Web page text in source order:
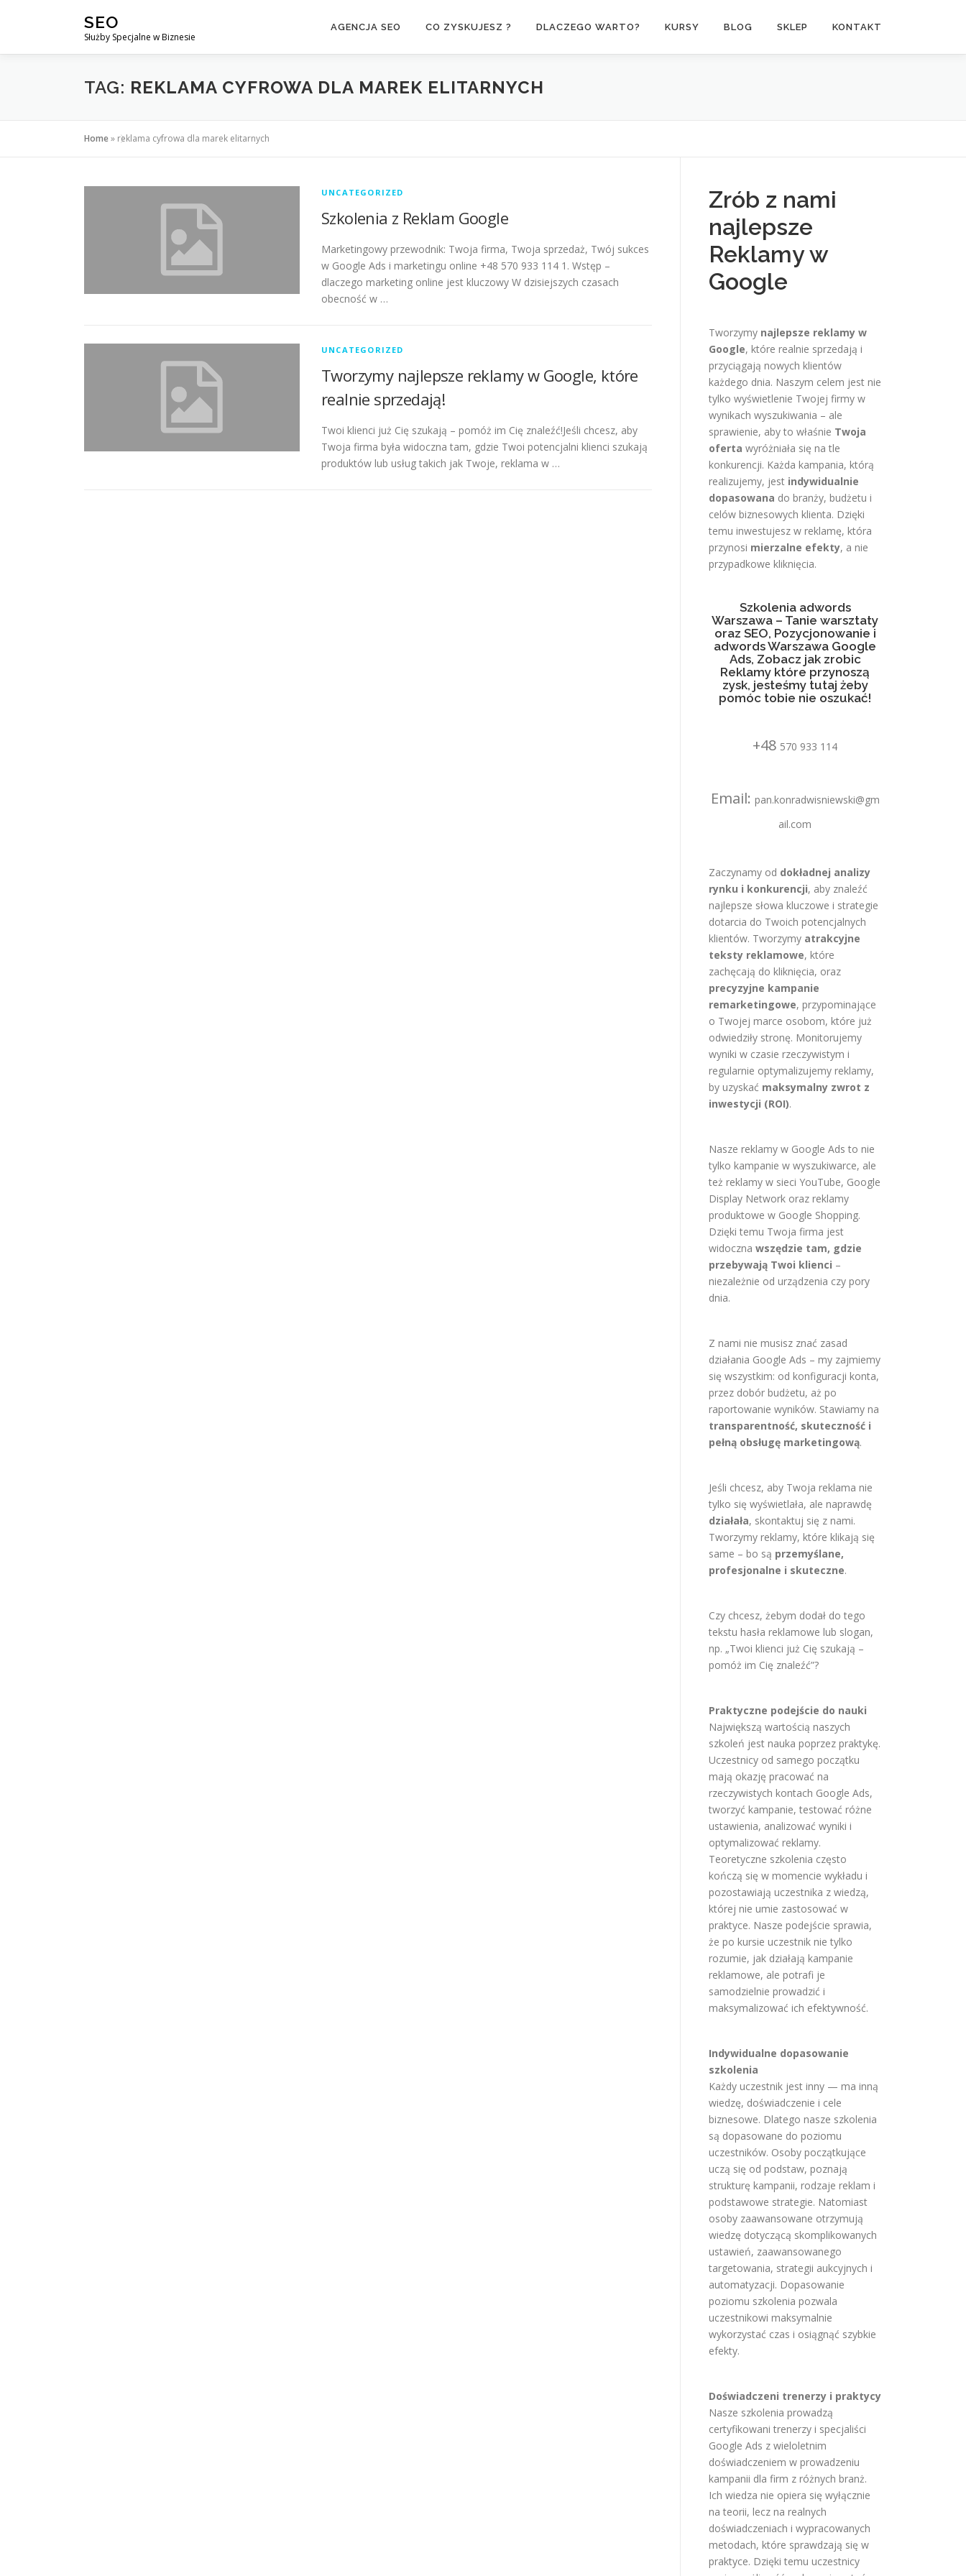
SEO
Służby Specjalne w Biznesie
AGENCJA SEO CO ZYSKUJESZ ? DLACZEGO WARTO? KURSY BLOG SKLEP KONTAKT
TAG: REKLAMA CYFROWA DLA MAREK ELITARNYCH
Home» reklama cyfrowa dla marek elitarnych
UNCATEGORIZED
Szkolenia z Reklam Google
Marketingowy przewodnik: Twoja firma, Twoja sprzedaż, Twój sukces
w Google Ads i marketingu online +48 570 933 114 1. Wstęp –
dlaczego marketing online jest kluczowy W dzisiejszych czasach
obecność w …
UNCATEGORIZED
Tworzymy najlepsze reklamy w Google, które
realnie sprzedają!
Twoi klienci już Cię szukają – pomóż im Cię znaleźć!Jeśli chcesz, aby
Twoja firma była widoczna tam, gdzie Twoi potencjalni klienci szukają
produktów lub usług takich jak Twoje, reklama w …
Zrób z nami
najlepsze
Reklamy w
Google
Tworzymy najlepsze reklamy w
Google, które realnie sprzedają i
przyciągają nowych klientów
każdego dnia. Naszym celem jest nie
tylko wyświetlenie Twojej firmy w
wynikach wyszukiwania – ale
sprawienie, aby to właśnie Twoja
oferta wyróżniała się na tle
konkurencji. Każda kampania, którą
realizujemy, jest indywidualnie
dopasowana do branży, budżetu i
celów biznesowych klienta. Dzięki
temu inwestujesz w reklamę, która
przynosi mierzalne efekty, a nie
przypadkowe kliknięcia.
Szkolenia adwords
Warszawa – Tanie warsztaty
oraz SEO, Pozycjonowanie i
adwords Warszawa Google
Ads, Zobacz jak zrobic
Reklamy które przynoszą
zysk, jesteśmy tutaj żeby
pomóc tobie nie oszukać!
+48 570 933 114
Email: pan.konradwisniewski@gm
ail.com
Zaczynamy od dokładnej analizy
rynku i konkurencji, aby znaleźć
najlepsze słowa kluczowe i strategie
dotarcia do Twoich potencjalnych
klientów. Tworzymy atrakcyjne
teksty reklamowe, które
zachęcają do kliknięcia, oraz
precyzyjne kampanie
remarketingowe, przypominające
o Twojej marce osobom, które już
odwiedziły stronę. Monitorujemy
wyniki w czasie rzeczywistym i
regularnie optymalizujemy reklamy,
by uzyskać maksymalny zwrot z
inwestycji (ROI).
Nasze reklamy w Google Ads to nie
tylko kampanie w wyszukiwarce, ale
też reklamy w sieci YouTube, Google
Display Network oraz reklamy
produktowe w Google Shopping.
Dzięki temu Twoja firma jest
widoczna wszędzie tam, gdzie
przebywają Twoi klienci –
niezależnie od urządzenia czy pory
dnia.
Z nami nie musisz znać zasad
działania Google Ads – my zajmiemy
się wszystkim: od konfiguracji konta,
przez dobór budżetu, aż po
raportowanie wyników. Stawiamy na
transparentność, skuteczność i
pełną obsługę marketingową.
Jeśli chcesz, aby Twoja reklama nie
tylko się wyświetlała, ale naprawdę
działała, skontaktuj się z nami.
Tworzymy reklamy, które klikają się
same – bo są przemyślane,
profesjonalne i skuteczne.
Czy chcesz, żebym dodał do tego
tekstu hasła reklamowe lub slogan,
np. „Twoi klienci już Cię szukają –
pomóż im Cię znaleźć”?
Praktyczne podejście do nauki
Największą wartością naszych
szkoleń jest nauka poprzez praktykę.
Uczestnicy od samego początku
mają okazję pracować na
rzeczywistych kontach Google Ads,
tworzyć kampanie, testować różne
ustawienia, analizować wyniki i
optymalizować reklamy.
Teoretyczne szkolenia często
kończą się w momencie wykładu i
pozostawiają uczestnika z wiedzą,
której nie umie zastosować w
praktyce. Nasze podejście sprawia,
że po kursie uczestnik nie tylko
rozumie, jak działają kampanie
reklamowe, ale potrafi je
samodzielnie prowadzić i
maksymalizować ich efektywność.
Indywidualne dopasowanie
szkolenia
Każdy uczestnik jest inny — ma inną
wiedzę, doświadczenie i cele
biznesowe. Dlatego nasze szkolenia
są dopasowane do poziomu
uczestników. Osoby początkujące
uczą się od podstaw, poznają
strukturę kampanii, rodzaje reklam i
podstawowe strategie. Natomiast
osoby zaawansowane otrzymują
wiedzę dotyczącą skomplikowanych
ustawień, zaawansowanego
targetowania, strategii aukcyjnych i
automatyzacji. Dopasowanie
poziomu szkolenia pozwala
uczestnikowi maksymalnie
wykorzystać czas i osiągnąć szybkie
efekty.
Doświadczeni trenerzy i praktycy
Nasze szkolenia prowadzą
certyfikowani trenerzy i specjaliści
Google Ads z wieloletnim
doświadczeniem w prowadzeniu
kampanii dla firm z różnych branż.
Ich wiedza nie opiera się wyłącznie
na teorii, lecz na realnych
doświadczeniach i wypracowanych
metodach, które sprawdzają się w
praktyce. Dzięki temu uczestnicy